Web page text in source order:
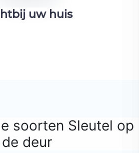
uw huis
soorten Sleutel op
de deur